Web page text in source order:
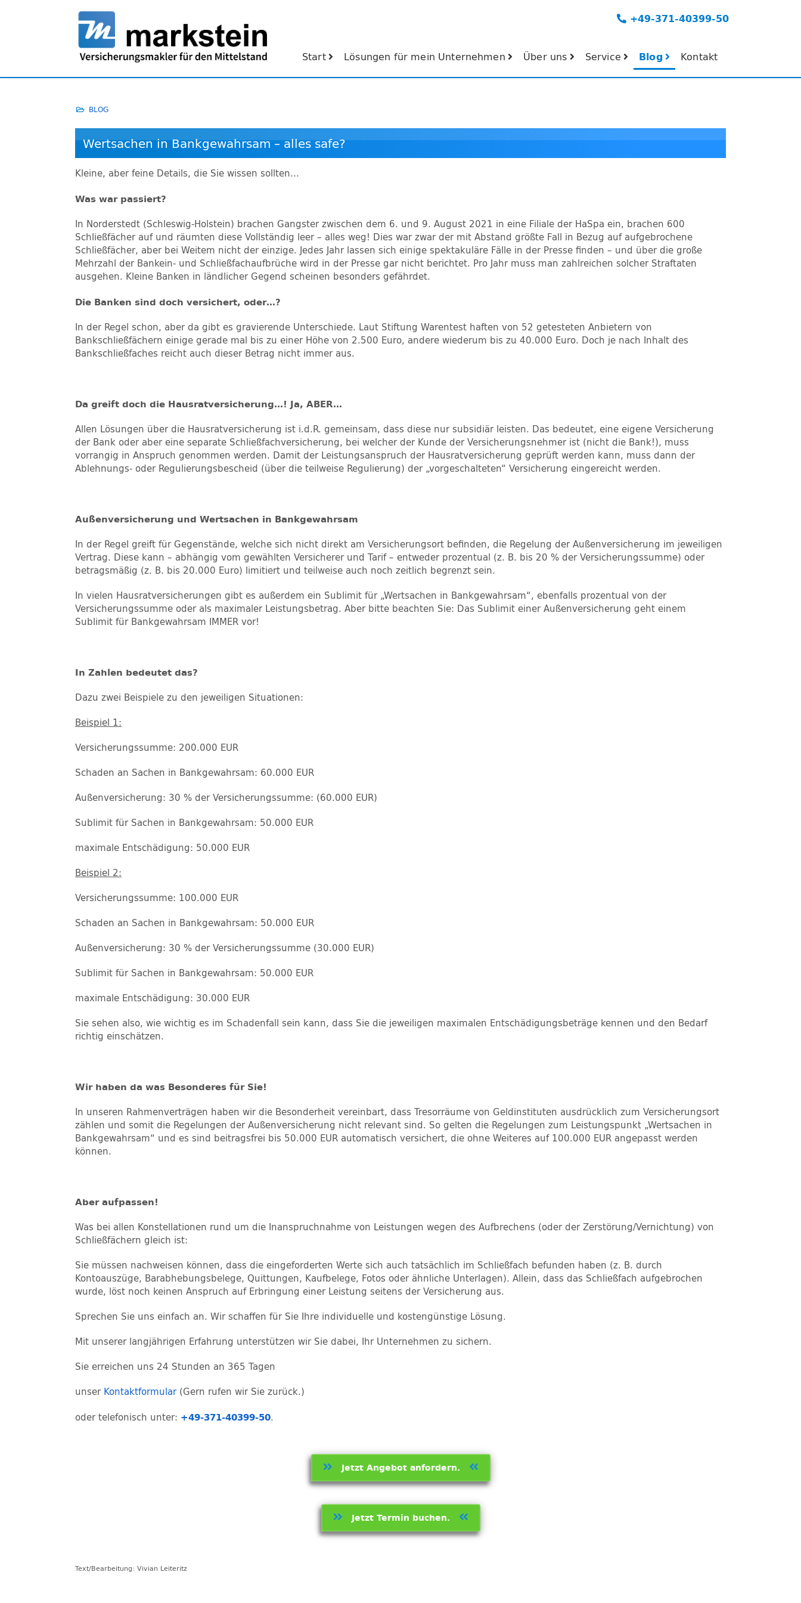
+49-371-40399-50
Start Lösungen für mein Unternehmen Über uns Service Blog Kontakt
BLOG
Wertsachen in Bankgewahrsam – alles safe?
Kleine, aber feine Details, die Sie wissen sollten…
Was war passiert?
In Norderstedt (Schleswig-Holstein) brachen Gangster zwischen dem 6. und 9. August 2021 in eine Filiale der HaSpa ein, brachen 600
Schließfächer auf und räumten diese Vollständig leer – alles weg! Dies war zwar der mit Abstand größte Fall in Bezug auf aufgebrochene
Schließfächer, aber bei Weitem nicht der einzige. Jedes Jahr lassen sich einige spektakuläre Fälle in der Presse finden – und über die große
Mehrzahl der Bankein- und Schließfachaufbrüche wird in der Presse gar nicht berichtet. Pro Jahr muss man zahlreichen solcher Straftaten
ausgehen. Kleine Banken in ländlicher Gegend scheinen besonders gefährdet.
Die Banken sind doch versichert, oder…?
In der Regel schon, aber da gibt es gravierende Unterschiede. Laut Stiftung Warentest haften von 52 getesteten Anbietern von
Bankschließfächern einige gerade mal bis zu einer Höhe von 2.500 Euro, andere wiederum bis zu 40.000 Euro. Doch je nach Inhalt des
Bankschließfaches reicht auch dieser Betrag nicht immer aus.
Da greift doch die Hausratversicherung…! Ja, ABER…
Allen Lösungen über die Hausratversicherung ist i.d.R. gemeinsam, dass diese nur subsidiär leisten. Das bedeutet, eine eigene Versicherung
der Bank oder aber eine separate Schließfachversicherung, bei welcher der Kunde der Versicherungsnehmer ist (nicht die Bank!), muss
vorrangig in Anspruch genommen werden. Damit der Leistungsanspruch der Hausratversicherung geprüft werden kann, muss dann der
Ablehnungs- oder Regulierungsbescheid (über die teilweise Regulierung) der „vorgeschalteten“ Versicherung eingereicht werden.
Außenversicherung und Wertsachen in Bankgewahrsam
In der Regel greift für Gegenstände, welche sich nicht direkt am Versicherungsort befinden, die Regelung der Außenversicherung im jeweiligen
Vertrag. Diese kann – abhängig vom gewählten Versicherer und Tarif – entweder prozentual (z. B. bis 20 % der Versicherungssumme) oder
betragsmäßig (z. B. bis 20.000 Euro) limitiert und teilweise auch noch zeitlich begrenzt sein.
In vielen Hausratversicherungen gibt es außerdem ein Sublimit für „Wertsachen in Bankgewahrsam“, ebenfalls prozentual von der
Versicherungssumme oder als maximaler Leistungsbetrag. Aber bitte beachten Sie: Das Sublimit einer Außenversicherung geht einem
Sublimit für Bankgewahrsam IMMER vor!
In Zahlen bedeutet das?
Dazu zwei Beispiele zu den jeweiligen Situationen:
Beispiel 1:
Versicherungssumme: 200.000 EUR
Schaden an Sachen in Bankgewahrsam: 60.000 EUR
Außenversicherung: 30 % der Versicherungssumme: (60.000 EUR)
Sublimit für Sachen in Bankgewahrsam: 50.000 EUR
maximale Entschädigung: 50.000 EUR
Beispiel 2:
Versicherungssumme: 100.000 EUR
Schaden an Sachen in Bankgewahrsam: 50.000 EUR
Außenversicherung: 30 % der Versicherungssumme (30.000 EUR)
Sublimit für Sachen in Bankgewahrsam: 50.000 EUR
maximale Entschädigung: 30.000 EUR
Sie sehen also, wie wichtig es im Schadenfall sein kann, dass Sie die jeweiligen maximalen Entschädigungsbeträge kennen und den Bedarf
richtig einschätzen.
Wir haben da was Besonderes für Sie!
In unseren Rahmenverträgen haben wir die Besonderheit vereinbart, dass Tresorräume von Geldinstituten ausdrücklich zum Versicherungsort
zählen und somit die Regelungen der Außenversicherung nicht relevant sind. So gelten die Regelungen zum Leistungspunkt „Wertsachen in
Bankgewahrsam“ und es sind beitragsfrei bis 50.000 EUR automatisch versichert, die ohne Weiteres auf 100.000 EUR angepasst werden
können.
Aber aufpassen!
Was bei allen Konstellationen rund um die Inanspruchnahme von Leistungen wegen des Aufbrechens (oder der Zerstörung/Vernichtung) von
Schließfächern gleich ist:
Sie müssen nachweisen können, dass die eingeforderten Werte sich auch tatsächlich im Schließfach befunden haben (z. B. durch
Kontoauszüge, Barabhebungsbelege, Quittungen, Kaufbelege, Fotos oder ähnliche Unterlagen). Allein, dass das Schließfach aufgebrochen
wurde, löst noch keinen Anspruch auf Erbringung einer Leistung seitens der Versicherung aus.
Sprechen Sie uns einfach an. Wir schaffen für Sie Ihre individuelle und kostengünstige Lösung.
Mit unserer langjährigen Erfahrung unterstützen wir Sie dabei, Ihr Unternehmen zu sichern.
Sie erreichen uns 24 Stunden an 365 Tagen
unser Kontaktformular(Gern rufen wir Sie zurück.)
oder telefonisch unter: +49-371-40399-50.
Jetzt Angebot anfordern.
Jetzt Termin buchen.
Text/Bearbeitung: Vivian Leiteritz